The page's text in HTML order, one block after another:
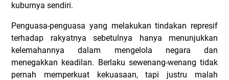
kuburnya sendiri.
Penguasa-penguasa yang melakukan tindakan represif
terhadap rakyatnya sebetulnya hanya menunjukkan
kelemahannya dalam mengelola negara dan
menegakkan keadilan. Berlaku sewenang-wenang tidak
pernah memperkuat kekuasaan, tapi justru malah